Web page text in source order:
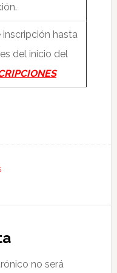
inscripción hasta
del inicio del
no será